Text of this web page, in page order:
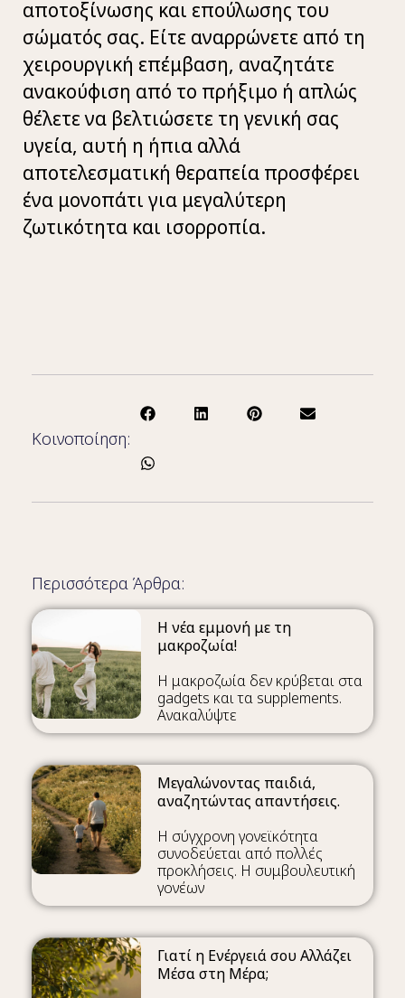
αποτοξίνωσης και επούλωσης του
σώματός σας. Είτε αναρρώνετε από τη
χειρουργική επέμβαση, αναζητάτε
ανακούφιση από το πρήξιμο ή απλώς
θέλετε να βελτιώσετε τη γενική σας
υγεία, αυτή η ήπια αλλά
αποτελεσματική θεραπεία προσφέρει
ένα μονοπάτι για μεγαλύτερη
ζωτικότητα και ισορροπία.
Κοινοποίηση:
Περισσότερα Άρθρα:
Η νέα εμμονή με τη
μακροζωία!
Η μακροζωία δεν κρύβεται στα
gadgets και τα supplements.
Ανακαλύψτε
Μεγαλώνοντας παιδιά,
αναζητώντας απαντήσεις.
Η σύγχρονη γονεϊκότητα
συνοδεύεται από πολλές
προκλήσεις. Η συμβουλευτική
γονέων
Γιατί η Ενέργειά σου Αλλάζει
Μέσα στη Μέρα;